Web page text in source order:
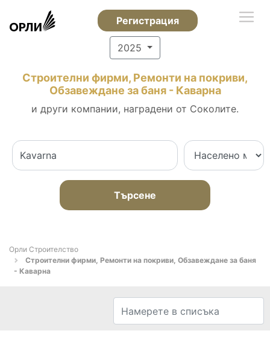
Регистрация
2025
Строителни фирми, Ремонти на покриви,
Обзавеждане за баня - Каварна
и други компании, наградени от Соколите.
Търсене
Орли Строителство
Строителни фирми, Ремонти на покриви, Обзавеждане за баня
- Каварна